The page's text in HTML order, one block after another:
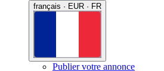
français · EUR · FR
Publier votre annonce